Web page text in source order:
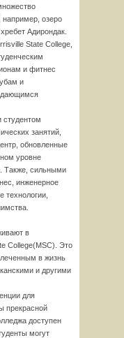
например, озеро
Адирондак.
State College,
и фитнес
и
студентом
занятий,
обновленные
уровне
Также, сильными
инженерное
технологии,
в
College(MSC). Это
в жизнь
и другими
для
прекрасной
доступен
могут